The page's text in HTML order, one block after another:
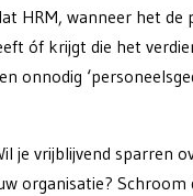
HRM, wanneer het de
óf krijgt die het
onnodig
je vrijblijvend sparren
organisatie? Schroom